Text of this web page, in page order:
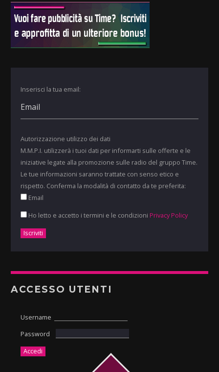
Inserisci la tua email:
Autorizzazione utilizzo dei dati
M.M.P.I. utilizzerà i tuoi dati per informarti sulle offerte e le
iniziative legate alla promozione sulle radio del gruppo Time.
Le tue informazioni saranno trattate con senso etico e
rispetto. Conferma la modalità di contatto da te preferita:
Email
Ho letto e accetto i termini e le condizioni Privacy Policy
ACCESSO UTENTI
Username
Password